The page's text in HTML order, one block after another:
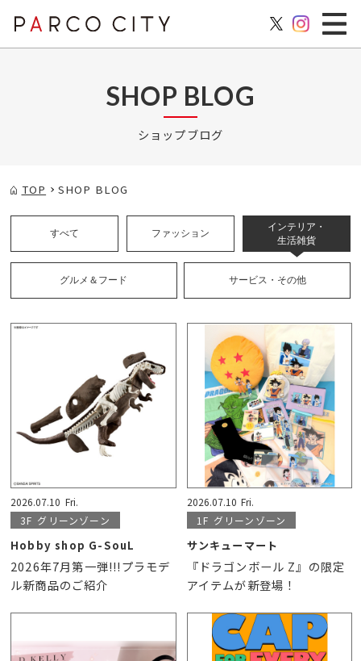
SHOP BLOG
ショップブログ
TOP SHOP BLOG
すべて ファッション
インテリア・
生活雑貨
グルメ＆フード サービス・その他
2026.07.10 Fri.
3F グリーンゾーン
Hobby shop G-SouL
2026年7月第一弾!!!プラモデ
ル新商品のご紹介
2026.07.10 Fri.
1F グリーンゾーン
サンキューマート
『ドラゴンボール Z』の限定
アイテムが新登場！